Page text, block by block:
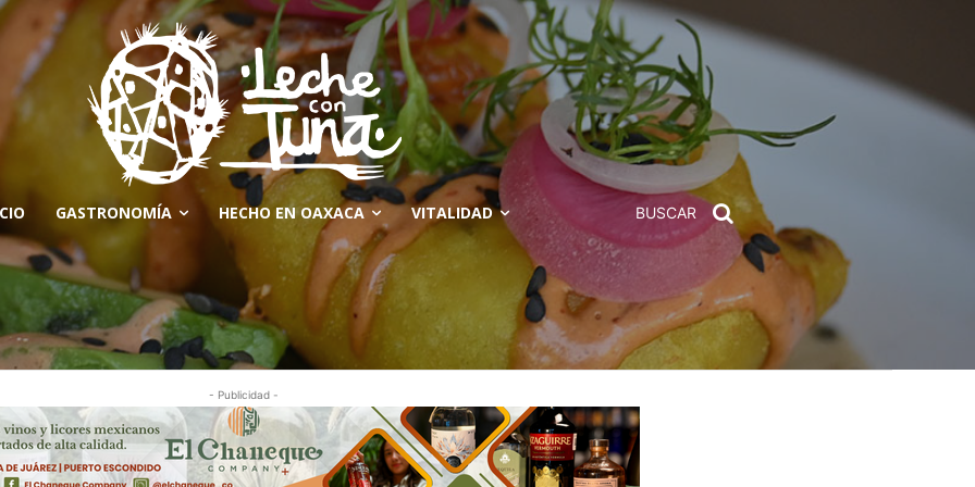
GASTRONOMÍA HECHO EN OAXACA VITALIDAD BUSCAR
- Publicidad -